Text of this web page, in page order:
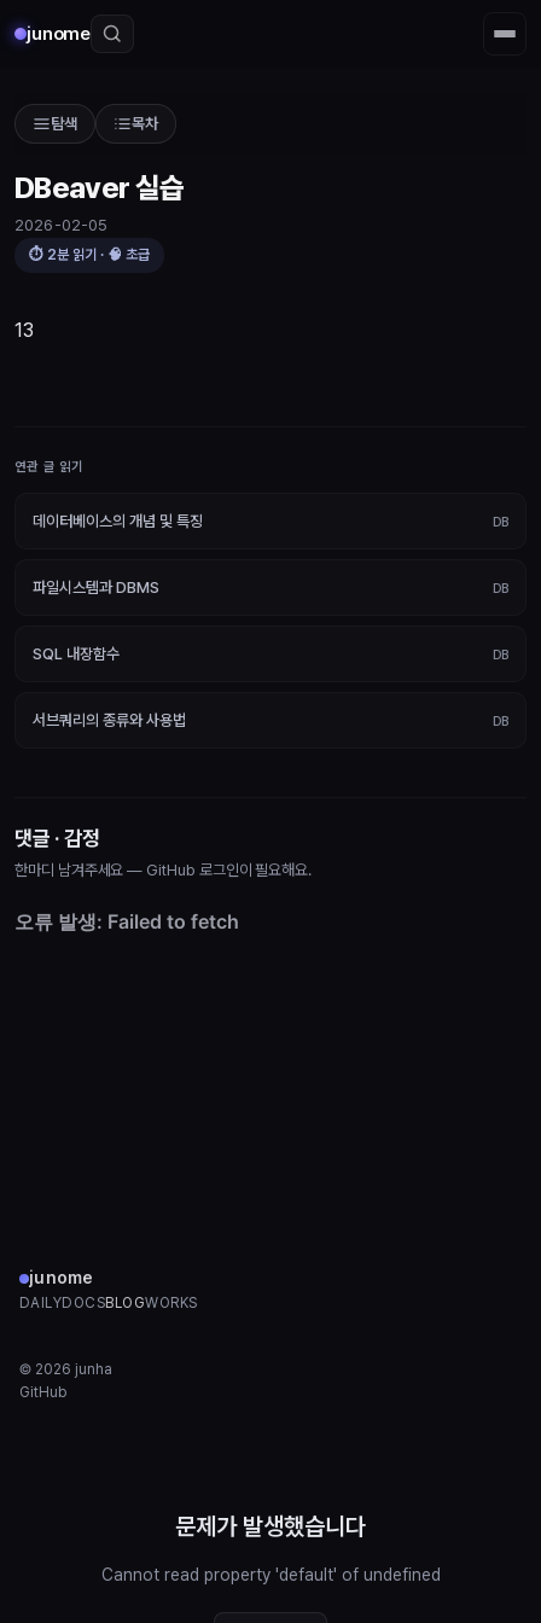
junome
탐색 목차
DBeaver 실습
2026-02-05
⏱ 2분 읽기 · 🧠 초급
13
연관 글 읽기
데이터베이스의 개념 및 특징 DB
파일시스템과 DBMS DB
SQL 내장함수 DB
서브쿼리의 종류와 사용법 DB
댓글 · 감정
한마디 남겨주세요 — GitHub 로그인이 필요해요.
junome
DAILYDOCSBLOGWORKS
© 2026 junha
GitHub
문제가 발생했습니다
Cannot read property 'default' of undefined